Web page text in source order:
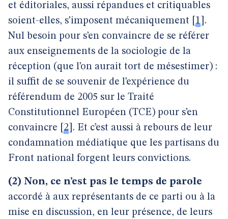
et éditoriales, aussi répandues et critiquables
soient-elles, s’imposent mécaniquement 1 .
Nul besoin pour s’en convaincre de se référer
aux enseignements de la sociologie de la
réception (que l’on aurait tort de mésestimer) :
il suffit de se souvenir de l’expérience du
référendum de 2005 sur le Traité
Constitutionnel Européen (TCE) pour s’en
convaincre
2 . Et c’est aussi à rebours de leur
condamnation médiatique que les partisans du
Front national forgent leurs convictions.
(2) Non, ce n’est pas le temps de parole
accordé à aux représentants de ce parti ou à la
mise en discussion, en leur présence, de leurs